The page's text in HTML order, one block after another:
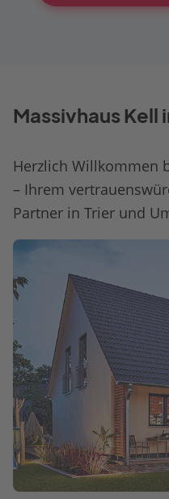
Massivhaus Kell
Herzlich Willkommen
– Ihrem
Partner in Trier und